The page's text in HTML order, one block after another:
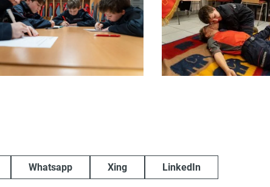
Whatsapp Xing LinkedIn